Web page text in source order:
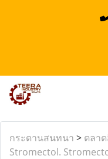
กระดานสนทนา > ตลา
Stromectol.